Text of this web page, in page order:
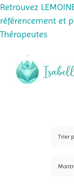
Retrouvez
référencement et
Thérapeutes
contenu
Trier